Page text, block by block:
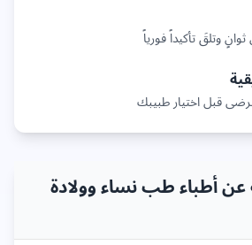
وتلقَ تأكيداً فورياً
قبل اختيار طبيبك
عن أطباء طب نساء وولادة